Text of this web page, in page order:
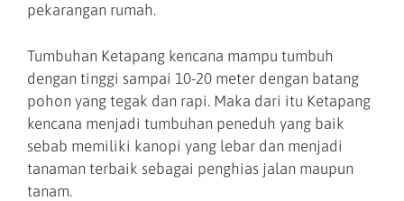
pekarangan rumah.
Tumbuhan Ketapang kencana mampu tumbuh
dengan tinggi sampai 10-20 meter dengan batang
pohon yang tegak dan rapi. Maka dari itu Ketapang
kencana menjadi tumbuhan peneduh yang baik
sebab memiliki kanopi yang lebar dan menjadi
tanaman terbaik sebagai penghias jalan maupun
tanam.